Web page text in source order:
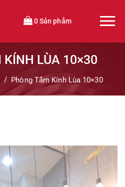
0 Sản phẩm
KÍNH LÙA 10×30
Phòng Tắm Kính Lùa 10×30